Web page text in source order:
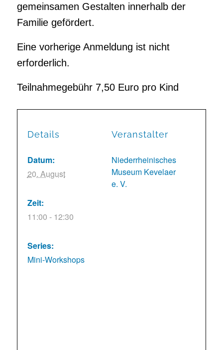
gemeinsamen Gestalten innerhalb der
Familie gefördert.
Eine vorherige Anmeldung ist nicht
erforderlich.
Teilnahmegebühr 7,50 Euro pro Kind
Details
Datum:
20. August
Zeit:
11:00 - 12:30
Series:
Mini-Workshops
Veranstalter
Niederrheinisches
Museum Kevelaer
e. V.